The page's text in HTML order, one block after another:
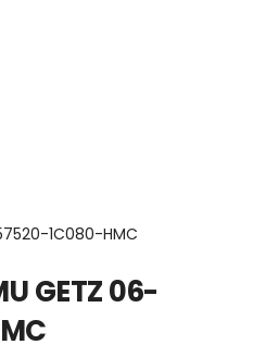
1C080-HMC
GETZ 06-